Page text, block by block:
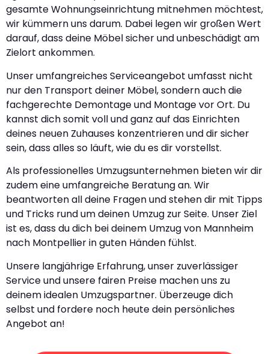
gesamte Wohnungseinrichtung mitnehmen möchtest,
wir kümmern uns darum. Dabei legen wir großen Wert
darauf, dass deine Möbel sicher und unbeschädigt am
Zielort ankommen.
Unser umfangreiches Serviceangebot umfasst nicht
nur den Transport deiner Möbel, sondern auch die
fachgerechte Demontage und Montage vor Ort. Du
kannst dich somit voll und ganz auf das Einrichten
deines neuen Zuhauses konzentrieren und dir sicher
sein, dass alles so läuft, wie du es dir vorstellst.
Als professionelles Umzugsunternehmen bieten wir dir
zudem eine umfangreiche Beratung an. Wir
beantworten all deine Fragen und stehen dir mit Tipps
und Tricks rund um deinen Umzug zur Seite. Unser Ziel
ist es, dass du dich bei deinem Umzug von Mannheim
nach Montpellier in guten Händen fühlst.
Unsere langjährige Erfahrung, unser zuverlässiger
Service und unsere fairen Preise machen uns zu
deinem idealen Umzugspartner. Überzeuge dich
selbst und fordere noch heute dein persönliches
Angebot an!